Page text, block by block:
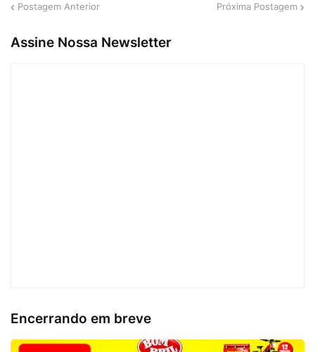
Postagem Anterior Próxima Postagem
Assine Nossa Newsletter
Encerrando em breve